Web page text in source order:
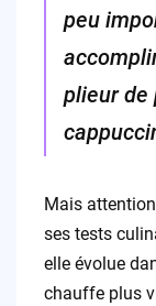
peu
plieur de
Mais
ses tests
elle évolue
chauffe plus